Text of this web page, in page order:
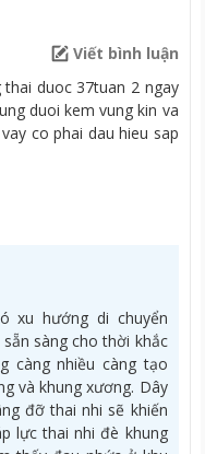
Viết bình luận
duoc 37tuan 2 ngay
duoi kem vung kin va
co phai dau hieu sap
xu hướng di chuyển
sàng cho thời khắc
càng nhiều càng tạo
và khung xương. Dây
đỡ thai nhi sẽ khiến
lực thai nhi đè khung